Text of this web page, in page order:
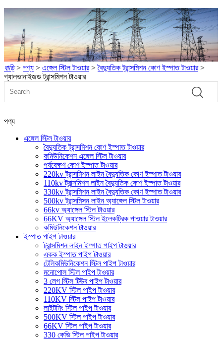
বাড়ি > পণ্য > এঙ্গেল স্টিল টাওয়ার>বৈদ্যুতিক ট্রান্সমিশন কোণ ইস্পাত টাওয়ার>
গ্যালভানাইজড ট্রান্সমিশন টাওয়ার
পণ্য
এঙ্গেল স্টিল টাওয়ার
বৈদ্যুতিক ট্রান্সমিশন কোণ ইস্পাত টাওয়ার
কমিউনিকেশন এঙ্গেল স্টিল টাওয়ার
পর্যবেক্ষণ কোণ ইস্পাত টাওয়ার
220kv ট্রান্সমিশন লাইন বৈদ্যুতিক কোণ ইস্পাত টাওয়ার
110kv ট্রান্সমিশন লাইন বৈদ্যুতিক কোণ ইস্পাত টাওয়ার
330kv ট্রান্সমিশন লাইন বৈদ্যুতিক কোণ ইস্পাত টাওয়ার
500kv ট্রান্সমিসন লাইন অ্যাঙ্গেল স্টিল টাওয়ার
66kv অ্যাঙ্গেল স্টিল টাওয়ার
66KV অ্যাঙ্গেল স্টিল ইলেকট্রিক পাওয়ার টাওয়ার
কমিউনিকেশন টাওয়ার
ইস্পাত পাইপ টাওয়ার
ট্রান্সমিশন লাইন ইস্পাত পাইপ টাওয়ার
একক ইস্পাত পাইপ টাওয়ার
টেলিকমিউনিকেশন স্টিল পাইপ টাওয়ার
মনোপোল স্টিল পাইপ টাওয়ার
3 লেগ স্টিল টিউব পাইপ টাওয়ার
220KV স্টিল পাইপ টাওয়ার
110KV স্টিল পাইপ টাওয়ার
লাইটনিং স্টিল পাইপ টাওয়ার
500KV স্টিল পাইপ টাওয়ার
66KV স্টিল পাইপ টাওয়ার
330 কেভি স্টিল পাইপ টাওয়ার